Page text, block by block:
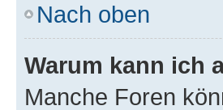
Nach oben
Warum kann ich
Manche Foren